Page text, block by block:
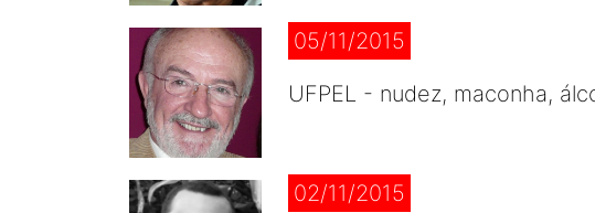
05/11/2015
UFPEL - nudez, maconha,
02/11/2015